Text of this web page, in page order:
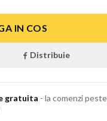
IN COS
Distribuie
gratuita -la comenzi peste